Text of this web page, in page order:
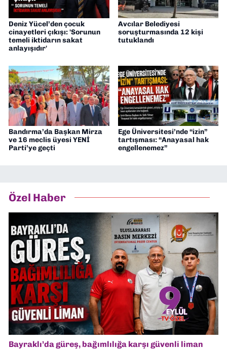
Deniz Yücel’den çocuk
cinayetleri çıkışı: 'Sorunun
temeli iktidarın sakat
anlayışıdır'
Avcılar Belediyesi
soruşturmasında 12 kişi
tutuklandı
Bandırma’da Başkan Mirza
ve 16 meclis üyesi YENİ
Parti’ye geçti
Ege Üniversitesi’nde “izin”
tartışması: “Anayasal hak
engellenemez”
Özel Haber
Bayraklı’da güreş, bağımlılığa karşı güvenli liman